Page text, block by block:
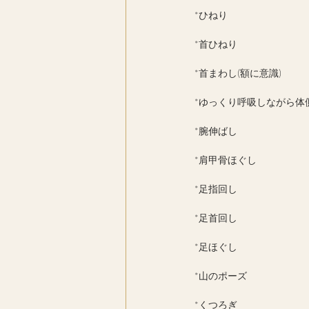
*ひねり
*首ひねり
*首まわし(額に意識)
*ゆっくり呼吸しながら体
*腕伸ばし
*肩甲骨ほぐし
*足指回し
*足首回し
*足ほぐし
*山のポーズ
*くつろぎ